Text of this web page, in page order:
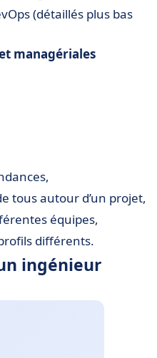
(détaillés plus bas
managériales
tous autour d’un projet,
équipes,
différents.
ingénieur